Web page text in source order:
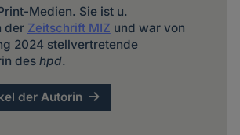
Medien. Sie ist u.
der Zeitschrift MIZ und war von
2024 stellvertretende
des hpd.
der Autorin